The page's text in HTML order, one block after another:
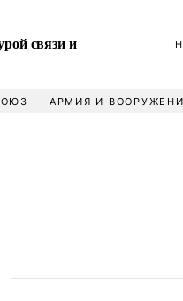
связи и
АРМИЯ И